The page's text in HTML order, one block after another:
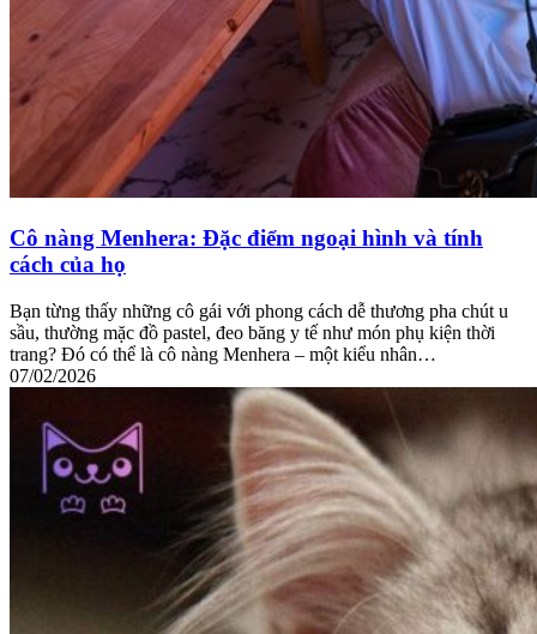
Cô nàng Menhera: Đặc điểm ngoại hình và tính
cách của họ
Bạn từng thấy những cô gái với phong cách dễ thương pha chút u
sầu, thường mặc đồ pastel, đeo băng y tế như món phụ kiện thời
trang? Đó có thể là cô nàng Menhera – một kiểu nhân…
07/02/2026